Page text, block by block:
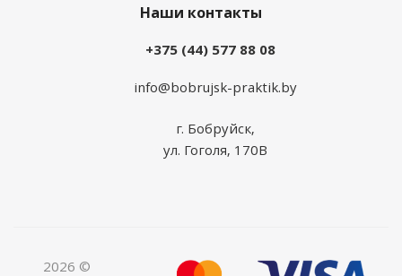
Наши контакты
+375 (44) 577 88 08
info@bobrujsk-praktik.by
г. Бобруйск,
ул. Гоголя, 170В
2026 ©